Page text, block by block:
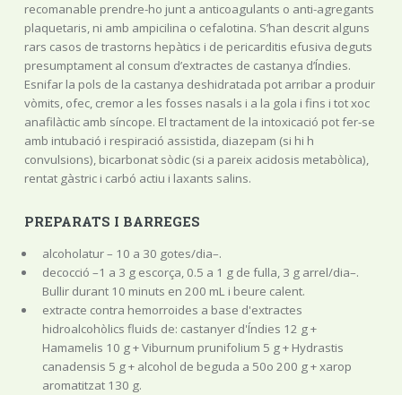
recomanable prendre-ho junt a anticoagulants o anti-agregants
plaquetaris, ni amb ampicilina o cefalotina. S’han descrit alguns
rars casos de trastorns hepàtics i de pericarditis efusiva deguts
presumptament al consum d’extractes de castanya d’Índies.
Esnifar la pols de la castanya deshidratada pot arribar a produir
vòmits, ofec, cremor a les fosses nasals i a la gola i fins i tot xoc
anafilàctic amb síncope. El tractament de la intoxicació pot fer-se
amb intubació i respiració assistida, diazepam (si hi h
convulsions), bicarbonat sòdic (si a pareix acidosis metabòlica),
rentat gàstric i carbó actiu i laxants salins.
PREPARATS I BARREGES
alcoholatur – 10 a 30 gotes/dia–.
decocció –1 a 3 g escorça, 0.5 a 1 g de fulla, 3 g arrel/dia–.
Bullir durant 10 minuts en 200 mL i beure calent.
extracte contra hemorroides a base d'extractes
hidroalcohòlics fluids de: castanyer d'Índies 12 g +
Hamamelis 10 g + Viburnum prunifolium 5 g + Hydrastis
canadensis 5 g + alcohol de beguda a 50o 200 g + xarop
aromatitzat 130 g.